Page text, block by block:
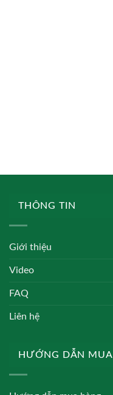
THÔNG TIN
Giới thiệu
Video
FAQ
Liên hệ
HƯỚNG DẪN